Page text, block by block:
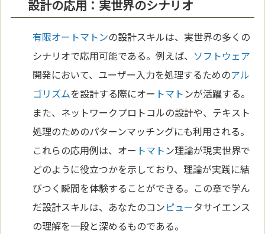
設計の応用：実世界のシナリオ
有限オートマトンの設計スキルは、実世界の多くの
シナリオで応用可能である。例えば、 ソフトウェア
開発において、ユーザー入力を処理するためのアル
ゴリズムを設計する際にオー トマトンが活躍する。
また、ネットワークプロトコルの設計や、テキスト
処理のためのパターンマッチングにも利用される。
これらの応用例は、オー トマトン理論が現実世界で
どのように役立つかを示しており、理論が実践に結
びつく瞬間を体験することができる。この章で学ん
だ設計スキルは、あなたのコンピュータサイエンス
の理解を一段と深めるものである。